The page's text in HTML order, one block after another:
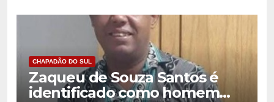
CHAPADÃO DO SUL
Zaqueu de Souza Santos é
identificado como homem